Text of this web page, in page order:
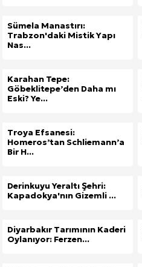
Sümela Manastırı:
Trabzon'daki Mistik Yapı
Nas...
Karahan Tepe:
Göbeklitepe’den Daha mı
Eski? Ye...
Troya Efsanesi:
Homeros’tan Schliemann’a
Bir H...
Derinkuyu Yeraltı Şehri:
Kapadokya'nın Gizemli ...
Diyarbakır Tarımının Kaderi
Oylanıyor: Ferzen...